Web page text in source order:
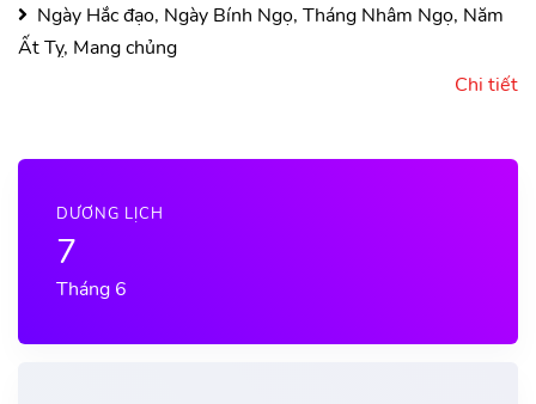
Ngày Hắc đạo, Ngày Bính Ngọ, Tháng Nhâm Ngọ, Năm
Ất Tỵ, Mang chủng
Chi tiết
DƯƠNG LỊCH
7
Tháng 6